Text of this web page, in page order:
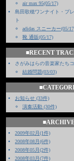
air max 95(05/17)
島田歌穂ワンナイト・プ
ト
adidas スニーカー(05/
靴 通販(05/17)
■RECENT
さがみはらの音楽家たち
結婚問題(03/03)
お知らせ (33件)
演奏活動 (30件)
2009年02月(1件)
2008年08月(6件)
2008年05月(2件)
2008年03月(7件)